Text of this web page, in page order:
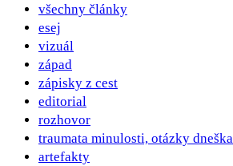
všechny články
esej
vizuál
západ
zápisky z cest
editorial
rozhovor
traumata minulosti, otázky dneška
artefakty